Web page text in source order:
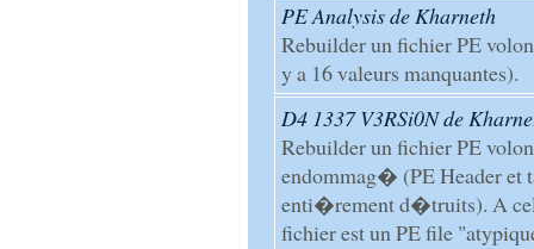
PE Analysis de Kharneth
Rebuilder un fichier PE
y a 16 valeurs manquantes).
D4 1337 V3RSi0N de
Rebuilder un fichier PE
endommag� (PE Header et
enti�rement d�truits). A
fichier est un PE file